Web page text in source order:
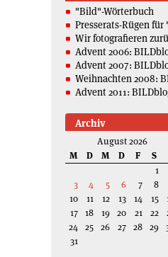
"Bild"-Wörterbuch
Presserats-Rügen
Wir fotografieren
Advent 2006:
Advent 2007:
Weihnachten 2008:
Advent 2011:
Archiv
August 2026
M
D M D F S
1
3
4 5 6 7 8
10
11 12 13 14 15
17 18 19 20 21 22
24 25 26 27 28 29
31